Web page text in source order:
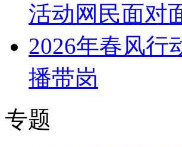
活动网民面对
2026年春风行
播带岗
专题